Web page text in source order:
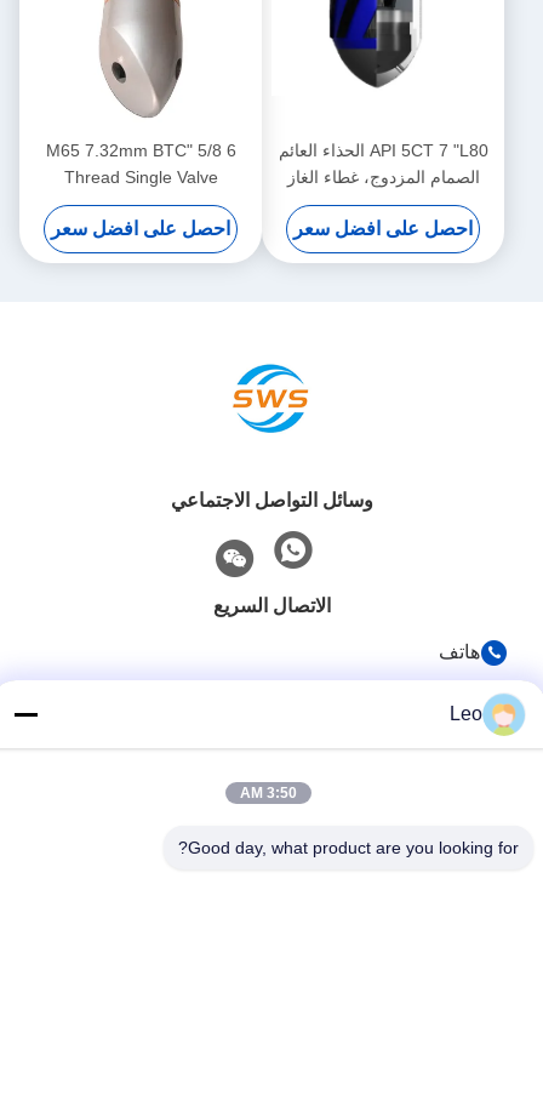
API 5CT 7 "L80 الحذاء العائم
الصمام المزدوج، غطاء الغاز
النفطي الحذاء العائم، تتكيف مع
عمل التسمين تحت الحفرة
المعقدة
احصل على افضل سعر
6 5/8 "M65 7.32mm BTC
Thread Single Valve
Excentric Nose Float Shoe
مخصص لتطبيقات التسمين في
حقول النفط
احصل على افضل سعر
وسائل التواصل الاجتماعي
الاتصال السريع
هاتف
حديقة صناعية عالية التكنولوجيا منطقة ووجين، تشانغتشو، مقاطعة
Leo
3:50 AM
Good day, what product are you looking for?